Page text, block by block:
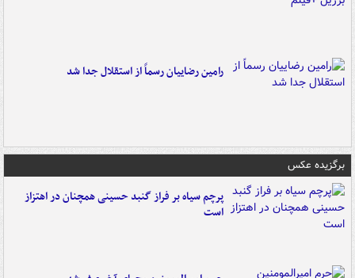
رامین رضاییان رسماً از استقلال جدا شد
برگزیده عکس
پرچم سیاه بر فراز گنبد حسینی همچنان در اهتزاز
است